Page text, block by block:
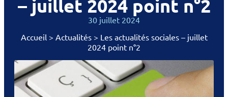
– juillet 2024 point n°2
30 juillet 2024
Accueil> Actualités> Les actualités sociales – juillet
2024 point n°2